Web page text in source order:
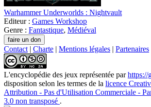
Warhammer Underworlds : Nightvault
Editeur : Games Workshop
Genre : Fantastique, Médiéval
Contact | Charte | Mentions légales | Partenaires
L'encyclopédie des jeux représentée par
disposition selon les termes de la licence
Attribution - Pas d'Utilisation Commerciale -
3.0 non transposé .